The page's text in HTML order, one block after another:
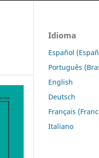
Idioma
Español
Português
English
Deutsch
Français
Italiano